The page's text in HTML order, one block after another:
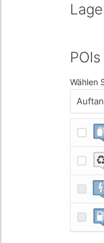
Lage
Wählen